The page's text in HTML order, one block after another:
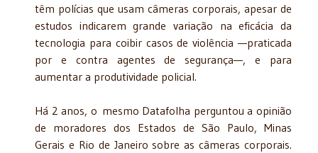
têm polícias que usam câmeras corporais, apesar de
estudos indicarem grande variação na eficácia da
tecnologia para coibir casos de violência —praticada
por e contra agentes de segurança—, e para
aumentar a produtividade policial.
Há 2 anos, o mesmo Datafolha perguntou a opinião
de moradores dos Estados de São Paulo, Minas
Gerais e Rio de Janeiro sobre as câmeras corporais.